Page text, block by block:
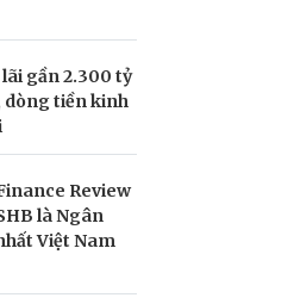
gần 2.300 tỷ
dòng tiền kinh
Review
là Ngân
Việt Nam